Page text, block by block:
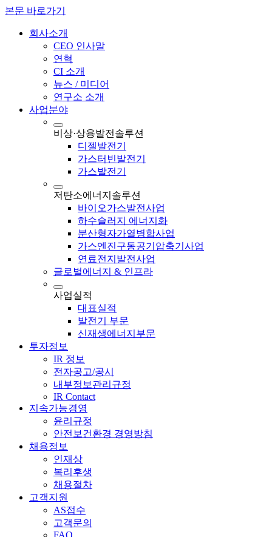
본문 바로가기
회사소개
CEO 인사말
연혁
CI 소개
뉴스 / 미디어
연구소 소개
사업분야
비상·상용발전솔루션
디젤발전기
가스터빈발전기
가스발전기
저탄소에너지솔루션
바이오가스발전사업
하수슬러지 에너지화
분산형자가열병합사업
가스엔진구동공기압축기사업
연료전지발전사업
글로벌에너지 & 인프라
사업실적
대표실적
발전기 부문
신재생에너지부문
투자정보
IR 정보
전자공고/공시
내부정보관리규정
IR Contact
지속가능경영
윤리규정
안전보건환경 경영방침
채용정보
인재상
복리후생
채용절차
고객지원
AS접수
고객문의
FAQ